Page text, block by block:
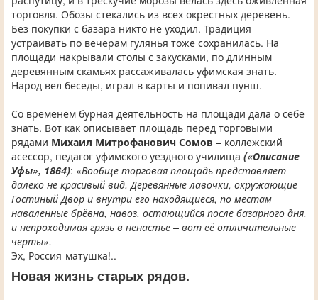
торговля. Обозы стекались из всех окрестных деревень.
Без покупки с базара никто не уходил. Традиция
устраивать по вечерам гулянья тоже сохранилась. На
площади накрывали столы с закусками, по длинным
деревянным скамьях рассаживалась уфимская знать.
Народ вел беседы, играл в карты и попивал пунш.
Со временем бурная деятельность на площади дала о себе
знать. Вот как описывает площадь перед торговыми
рядами Михаил Митрофанович Сомов – коллежский
асессор, педагог уфимского уездного училища («Описание
Уфы», 1864): «Вообще торговая площадь представляет
далеко не красивый вид. Деревянные лавочки, окружающие
Гостиный Двор и внутри его находящиеся, по местам
наваленные брёвна, навоз, остающийся после базарного дня,
и непроходимая грязь в ненастье – вот её отличительные
черты».
Эх, Россия-матушка!..
Новая жизнь старых рядов.